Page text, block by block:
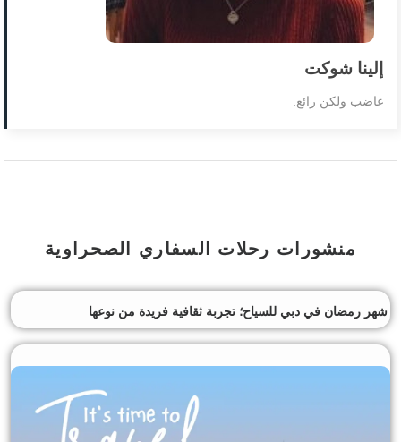
إلينا شوكت
غاضب ولكن رائع.
منشورات رحلات السفاري الصحراوية
شهر رمضان في دبي للسياح؛ تجربة ثقافية فريدة من نوعها